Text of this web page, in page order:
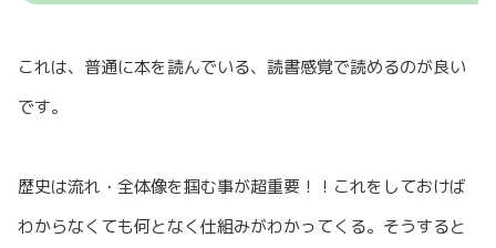
これは、普通に本を読んでいる、読書感覚で読めるのが良い
です。
歴史は流れ・全体像を掴む事が超重要！！これをしておけば
わからなくても何となく仕組みがわかってくる。そうすると